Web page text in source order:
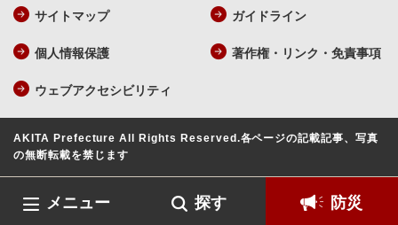
メニュー 探す 防災
サイトマップ ガイドライン
個人情報保護 著作権・リンク・免責事項
ウェブアクセシビリティ
AKITA Prefecture All Rights Reserved.各ページの記載記事、写真
の無断転載を禁じます